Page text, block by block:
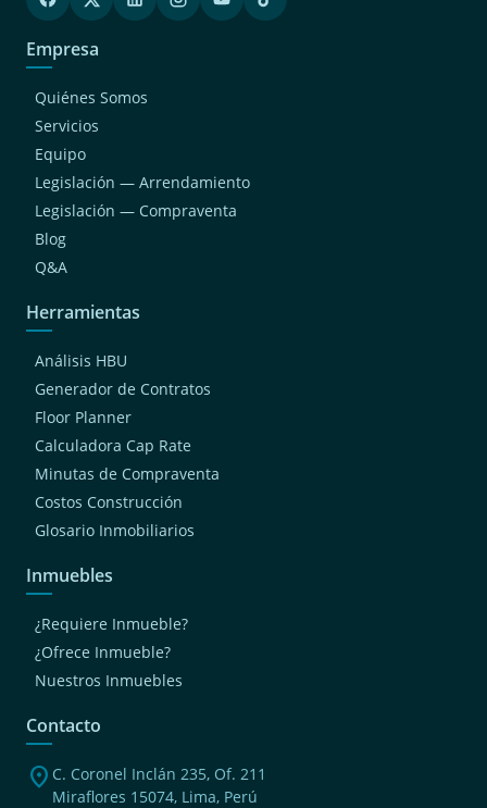
Empresa
Quiénes Somos
Servicios
Equipo
Legislación — Arrendamiento
Legislación — Compraventa
Blog
Q&A
Herramientas
Análisis HBU
Generador de Contratos
Floor Planner
Calculadora Cap Rate
Minutas de Compraventa
Costos Construcción
Glosario Inmobiliarios
Inmuebles
¿Requiere Inmueble?
¿Ofrece Inmueble?
Nuestros Inmuebles
Contacto
location_on C. Coronel Inclán 235, Of. 211
Miraflores 15074, Lima, Perú